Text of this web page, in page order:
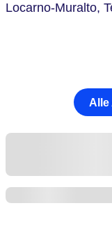
Locarno-Muralto,
Alle